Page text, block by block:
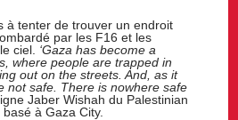
à tenter de trouver un endroit
par les F16 et les
ciel. ‘Gaza has become a
where people are trapped in
out on the streets. And, as it
not safe. There is nowhere safe
Jaber Wishah du Palestinian
à Gaza City.